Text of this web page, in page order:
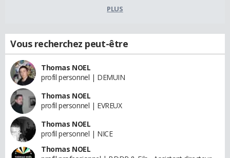
PLUS
Vous recherchez peut-être
Thomas NOEL
profil personnel | DEMUIN
Thomas NOEL
profil personnel | EVREUX
Thomas NOEL
profil personnel | NICE
Thomas NOEL